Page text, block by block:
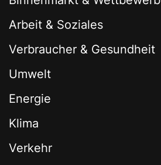
Arbeit & Soziales
Verbraucher & Gesundheit
Umwelt
Energie
Klima
Verkehr